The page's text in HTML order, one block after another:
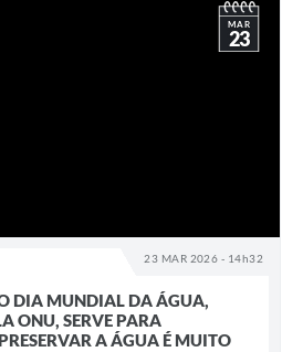
23 MAR 2026 - 14h32
MAR
23
DIA MUNDIAL DA ÁGUA,
ONU, SERVE PARA
A ÁGUA É MUITO